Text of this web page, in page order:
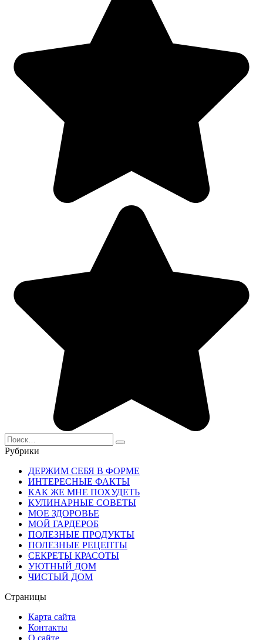
Search
for:
Рубрики
ДЕРЖИМ СЕБЯ В ФОРМЕ
ИНТЕРЕСНЫЕ ФАКТЫ
КАК ЖЕ МНЕ ПОХУДЕТЬ
КУЛИНАРНЫЕ СОВЕТЫ
МОЕ ЗДОРОВЬЕ
МОЙ ГАРДЕРОБ
ПОЛЕЗНЫЕ ПРОДУКТЫ
ПОЛЕЗНЫЕ РЕЦЕПТЫ
СЕКРЕТЫ КРАСОТЫ
УЮТНЫЙ ДОМ
ЧИСТЫЙ ДОМ
Страницы
Карта сайта
Контакты
О сайте